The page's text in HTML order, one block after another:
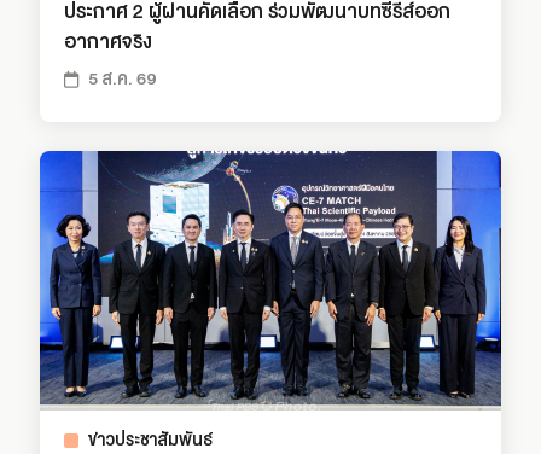
ประกาศ 2 ผู้ผ่านคัดเลือก ร่วมพัฒนาบทซีรีส์ออก
อากาศจริง
5 ส.ค. 69
ข่าวประชาสัมพันธ์